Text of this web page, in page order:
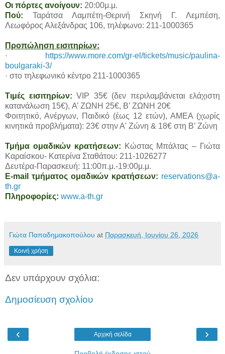
Οι πόρτες ανοίγουν: 20:00μ.μ.
Πού: Ταράτσα Λαμπέτη-Θερινή Σκηνή Γ. Λεμπέση,
Λεωφόρος Αλεξάνδρας 106, τηλέφωνο: 211-1000365
Προπώληση εισιτηρίων:
·
https://www.more.com/gr-el/tickets/music/paulina-
boulgaraki-3/
· στο τηλεφωνικό κέντρο 211-1000365
Τιμές εισιτηρίων: VIP 35€ (δεν περιλαμβάνεται ελάχιστη
κατανάλωση 15€), Α’ ΖΩΝΗ 25€, Β’ ΖΩΝΗ 20€
Φοιτητικό, Ανέργων, Παιδικό (έως 12 ετών), ΑΜΕΑ (χωρίς
κινητικά προβλήματα): 23€ στην Α' Ζώνη & 18€ στη Β’ Ζώνη
Τμήμα ομαδικών κρατήσεων: Κώστας Μπάλτας – Γιώτα
Καραίσκου- Κατερίνα Σταθάτου: 211-1026277
Δευτέρα-Παρασκευή: 11:00π.μ.-19:00μ.μ.
E-mail τμήματος ομαδικών κρατήσεων: reservations@a-
th.gr
Πληροφορίες: www.a-th.gr
Γιώτα Παπαδημακοπούλου at Παρασκευή, Ιουνίου 26, 2026
Κοινή χρήση
Δεν υπάρχουν σχόλια:
Δημοσίευση σχολίου
‹ ›
Αρχική σελίδα